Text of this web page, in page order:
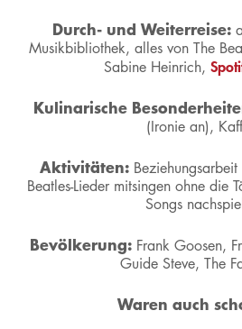
Durch- und Weiterreise:
Musikbibliothek, alles von The
Sabine Heinrich,
Kulinarische
(Ironie an),
Aktivitäten:
Beatles-Lieder mitsingen ohne die
Songs
Bevölkerung:Frank Goosen,
Guide Steve, The
Waren auch